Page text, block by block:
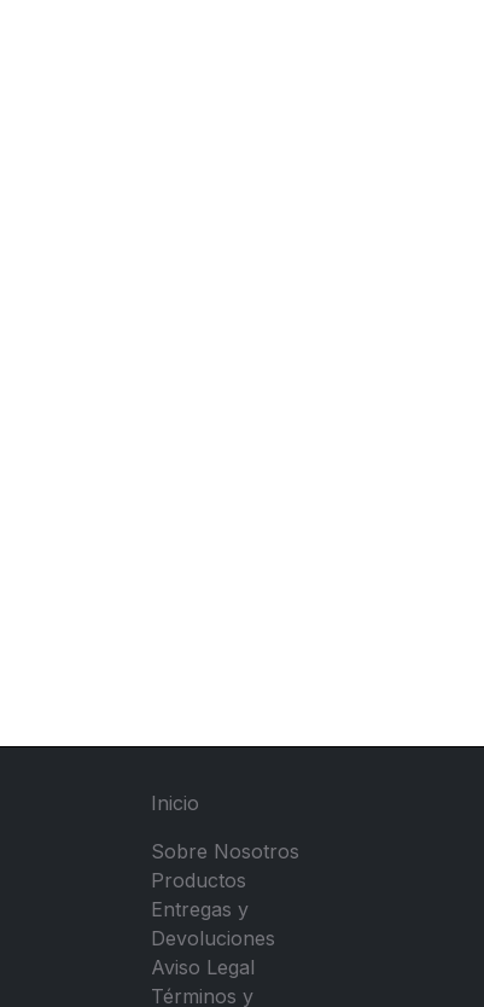
Inicio
Sobre Nosotros
Productos
Entregas y
Devoluciones
Aviso Legal
Términos y